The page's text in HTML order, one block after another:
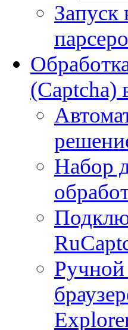
Запуск
(Captcha)
Набор
Ручной